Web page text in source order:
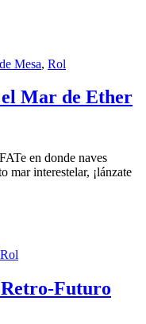
Mesa, Rol
el Mar de Ether
en donde naves
mar interestelar, ¡lánzate
Rol
Futuro